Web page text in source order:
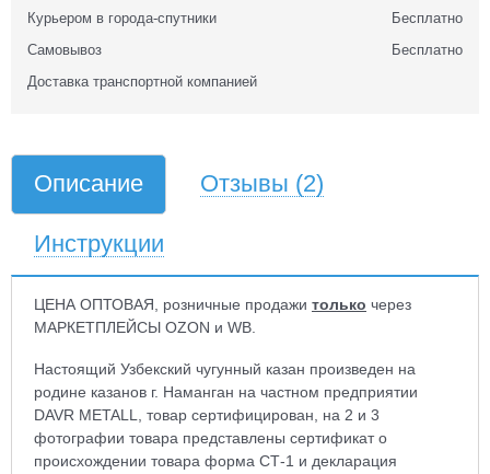
Курьером в города-спутники
Бесплатно
Самовывоз
Бесплатно
Доставка транспортной компанией
Описание Отзывы (2)
Инструкции
ЦЕНА ОПТОВАЯ, розничные продажи только через
МАРКЕТПЛЕЙСЫ OZON и WB.
Настоящий Узбекский чугунный казан произведен на
родине казанов г. Наманган на частном предприятии
DAVR METALL, товар сертифицирован, на 2 и 3
фотографии товара представлены сертификат о
происхождении товара форма СТ-1 и декларация